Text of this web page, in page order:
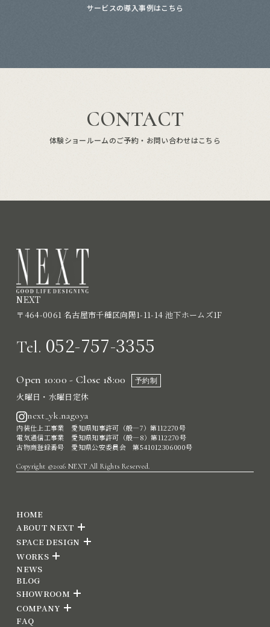
サービスの導入事例はこちら
CONTACT
体験ショールームのご予約・お問い合わせはこちら
NEXT
〒464-0061 名古屋市千種区向陽1-11-14 池下ホームズ1F
Tel. 052-757-3355
Open 10:00 - Close 18:00 予約制
火曜日・水曜日定休
next_yk.nagoya
内装仕上工事業 愛知県知事許可（般―7）第112270号
電気通信工事業 愛知県知事許可（般―8）第112270号
古物商登録番号 愛知県公安委員会 第541012306000号
Copyright ©2026 NEXT All Rights Reserved.
HOME
ABOUT NEXT
SPACE DESIGN
WORKS
NEWS
BLOG
SHOWROOM
COMPANY
FAQ